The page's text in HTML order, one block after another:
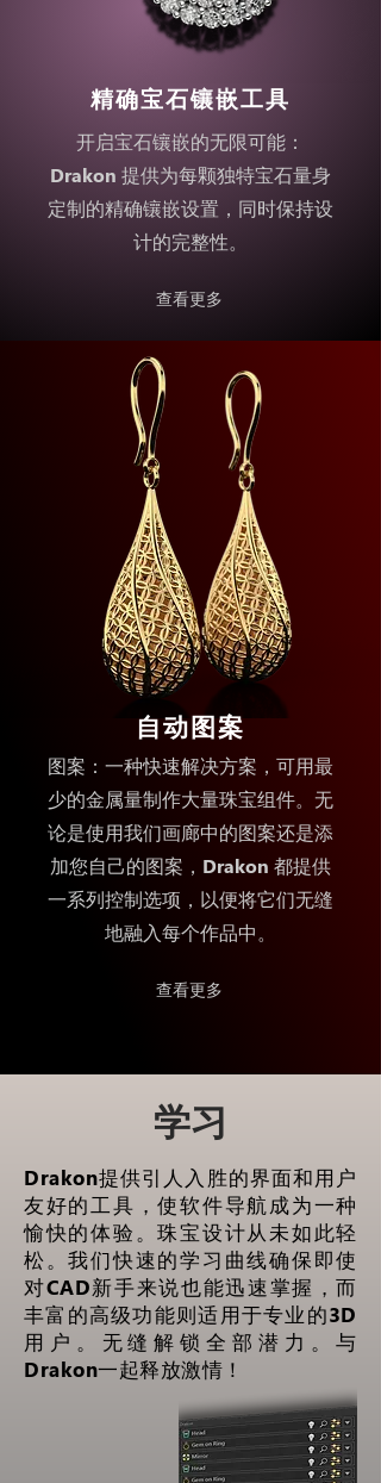
精确宝石镶嵌工具
开启宝石镶嵌的无限可能：
Drakon 提供为每颗独特宝石量身
定制的精确镶嵌设置，同时保持设
计的完整性。
查看更多
自动图案
图案：一种快速解决方案，可用最
少的金属量制作大量珠宝组件。无
论是使用我们画廊中的图案还是添
加您自己的图案，Drakon 都提供
一系列控制选项，以便将它们无缝
地融入每个作品中。
查看更多
学习
Drakon提供引人入胜的界面和用户
友好的工具，使软件导航成为一种
愉快的体验。珠宝设计从未如此轻
松。我们快速的学习曲线确保即使
对CAD新手来说也能迅速掌握，而
丰富的高级功能则适用于专业的3D
用户。无缝解锁全部潜力。与
Drakon一起释放激情！